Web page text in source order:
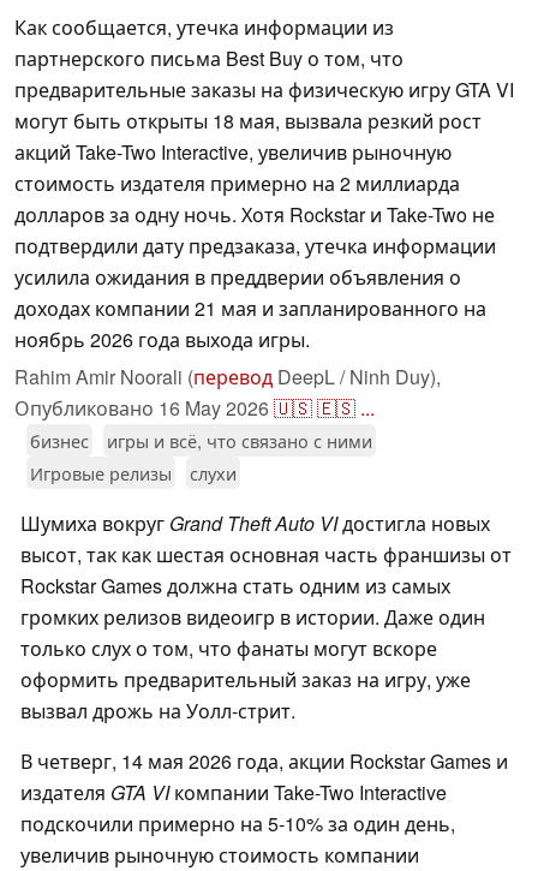
Как сообщается, утечка информации из
партнерского письма Best Buy о том, что
предварительные заказы на физическую игру GTA VI
могут быть открыты 18 мая, вызвала резкий рост
акций Take-Two Interactive, увеличив рыночную
стоимость издателя примерно на 2 миллиарда
долларов за одну ночь. Хотя Rockstar и Take-Two не
подтвердили дату предзаказа, утечка информации
усилила ожидания в преддверии объявления о
доходах компании 21 мая и запланированного на
ноябрь 2026 года выхода игры.
Rahim Amir Noorali (перевод DeepL / Ninh Duy),
Опубликовано 16 May 2026🇺🇸🇪🇸 ...
бизнес
игры и всё, что связано с ними
Игровые релизы
слухи
Шумиха вокруг Grand Theft Auto VIдостигла новых
высот, так как шестая основная часть франшизы от
Rockstar Games должна стать одним из самых
громких релизов видеоигр в истории. Даже один
только слух о том, что фанаты могут вскоре
оформить предварительный заказ на игру, уже
вызвал дрожь на Уолл-стрит.
В четверг, 14 мая 2026 года, акции Rockstar Games и
издателя GTA VIкомпании Take-Two Interactive
подскочили примерно на 5-10% за один день,
увеличив рыночную стоимость компании